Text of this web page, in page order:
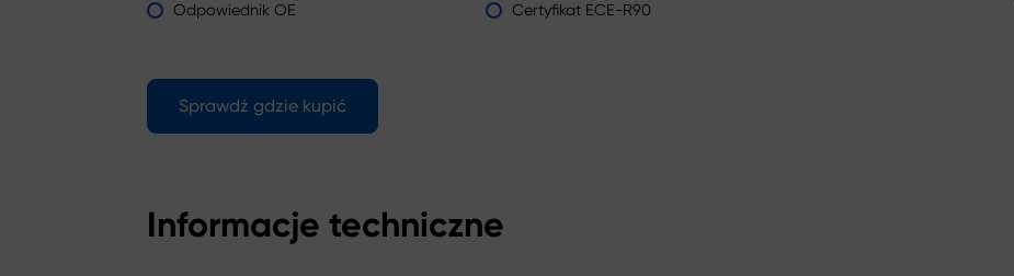
Odpowiednik OE
Certyfikat ECE-R90
Sprawdź gdzie kupić
Informacje techniczne